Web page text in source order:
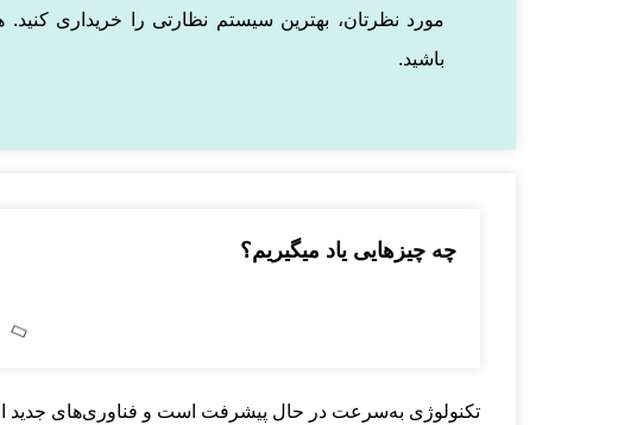
مورد نظرتان، بهترین سیستم نظارتی را خریداری کنید.
باشید.
چه چیزهایی یاد میگیریم؟
تکنولوژی به‌سرعت در حال پیشرفت است و فناوری‌های جدید